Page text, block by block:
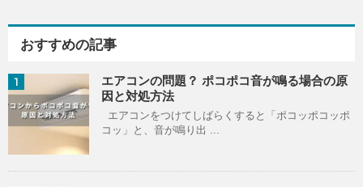
おすすめの記事
1
エアコンの問題？ ポコポコ音が鳴る場合の原
因と対処方法
エアコンをつけてしばらくすると「ポコッポコッポ
コッ」と、音が鳴り出 ...